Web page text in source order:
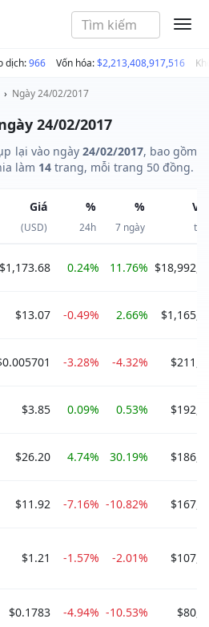
dịch:966 Vốn hóa:$2,213,408,917,516
› Ngày 24/02/2017
24/02/2017
lại vào ngày 24/02/2017, bao gồm
làm 14 trang, mỗi trang 50 đồng.
Giá
(USD)
%
24h
%
7 ngày thị
$1,173.68 0.24% 11.76%
$13.07 -0.49% 2.66%
-3.28% -4.32%
$3.85 0.09% 0.53%
$26.20 4.74% 30.19%
$11.92 -7.16% -10.82%
$1.21 -1.57% -2.01%
$0.1783 -4.94% -10.53%